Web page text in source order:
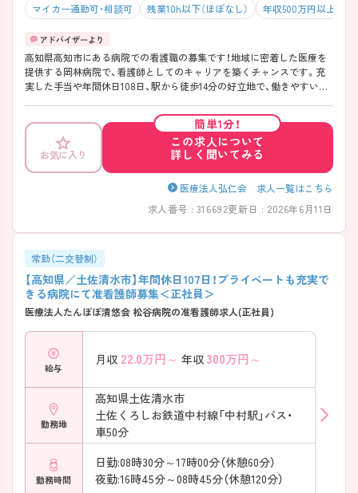
マイカー通勤可・相談可 残業10h以下（ほぼなし） 年収500万円以上可
高知県高知市にある病院での看護職の募集です！地域に密着した医療を
提供する岡林病院で、看護師としてのキャリアを築くチャンスです。充
実した手当や年間休日108日、駅から徒歩14分の好立地で、働きやすい環
すので、お気軽にお問い合わせください。
お気に入り
簡単1分！
この求人について
詳しく聞いてみる
医療法人弘仁会 求人一覧はこちら
求人番号 : 316692更新日 : 2026年6月11日
常勤（二交替制）
【高知県／土佐清水市】年間休日107日！プライベートも充実で
きる病院にて准看護師募集＜正社員＞
医療法人たんぽぽ清悠会 松谷病院の准看護師求人(正社員)
給与
月収 22.0万円～ 年収 300万円～
勤務地
高知県土佐清水市
土佐くろしお鉄道中村線「中村駅」バス・
車50分
勤務時間
日勤:08時30分～17時00分（休憩60分）
夜勤:16時45分～08時45分（休憩120分）